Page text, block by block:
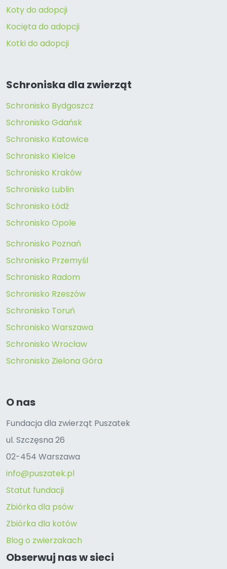
Koty do adopcji
Kocięta do adopcji
Kotki do adopcji
Schroniska dla zwierząt
Schronisko Bydgoszcz
Schronisko Gdańsk
Schronisko Katowice
Schronisko Kielce
Schronisko Kraków
Schronisko Lublin
Schronisko Łódź
Schronisko Opole
Schronisko Poznań
Schronisko Przemyśl
Schronisko Radom
Schronisko Rzeszów
Schronisko Toruń
Schronisko Warszawa
Schronisko Wrocław
Schronisko Zielona Góra
O nas
Fundacja dla zwierząt Puszatek
ul. Szczęsna 26
02-454 Warszawa
info@puszatek.pl
Statut fundacji
Zbiórka dla psów
Zbiórka dla kotów
Blog o zwierzakach
Obserwuj nas w sieci